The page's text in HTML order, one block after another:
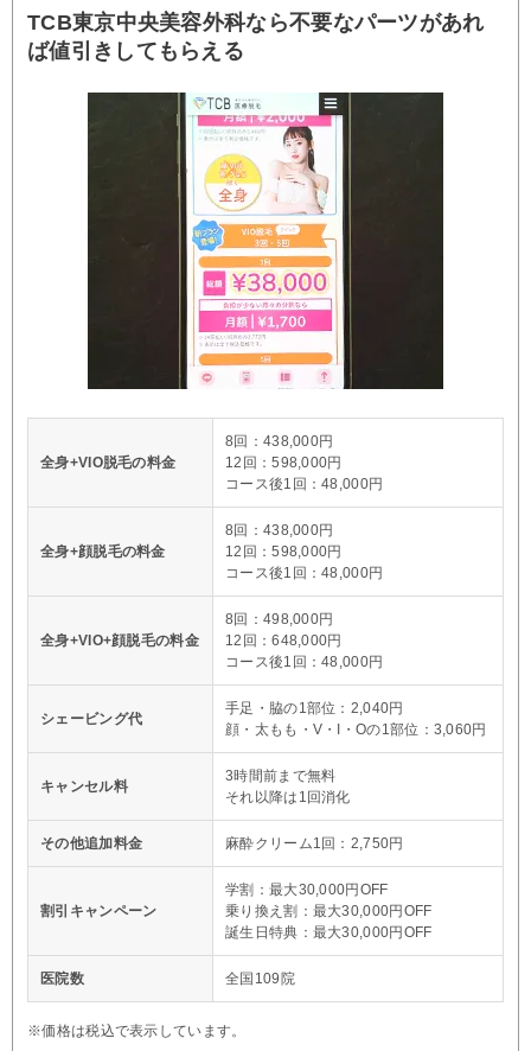
TCB東京中央美容外科なら不要なパーツがあれ
ば値引きしてもらえる
全身+VIO脱毛の料金
8回：438,000円
12回：598,000円
コース後1回：48,000円
全身+顔脱毛の料金
8回：438,000円
12回：598,000円
コース後1回：48,000円
全身+VIO+顔脱毛の料金
8回：498,000円
12回：648,000円
コース後1回：48,000円
シェービング代
手足・脇の1部位：2,040円
顔・太もも・V・I・Oの1部位：3,060円
キャンセル料
3時間前まで無料
それ以降は1回消化
その他追加料金 麻酔クリーム1回：2,750円
割引キャンペーン
学割：最大30,000円OFF
乗り換え割：最大30,000円OFF
誕生日特典：最大30,000円OFF
医院数 全国109院
※価格は税込で表示しています。